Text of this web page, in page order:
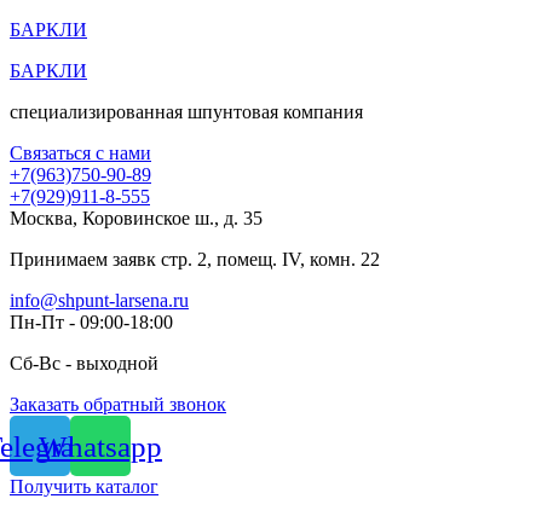
Перейти
содержимому
БАРКЛИ
БАРКЛИ
специализированная шпунтовая компания
Связаться с нами
+7(963)750-90-89
+7(929)911-8-555
Москва, Коровинское ш., д. 35
Принимаем заявк стр. 2, помещ. IV, комн. 22
info@shpunt-larsena.ru
Пн-Пт - 09:00-18:00
Сб-Вс - выходной
Заказать обратный звонок
Whatsapp
Получить каталог